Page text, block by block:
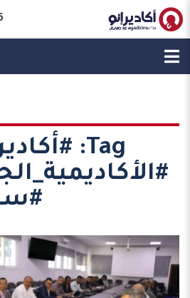
Tag: